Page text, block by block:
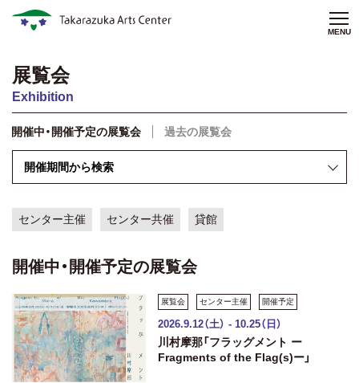
MENU
展覧会
Exhibition
開催中・開催予定の展覧会 過去の展覧会
センター主催 センター共催 貸館
開催中・開催予定の展覧会
展覧会 センター主催 開催予定
2026.9.12（土） - 10.25（日）
川村摩那「フラッグメント ー
Fragments of the Flag(s)ー」